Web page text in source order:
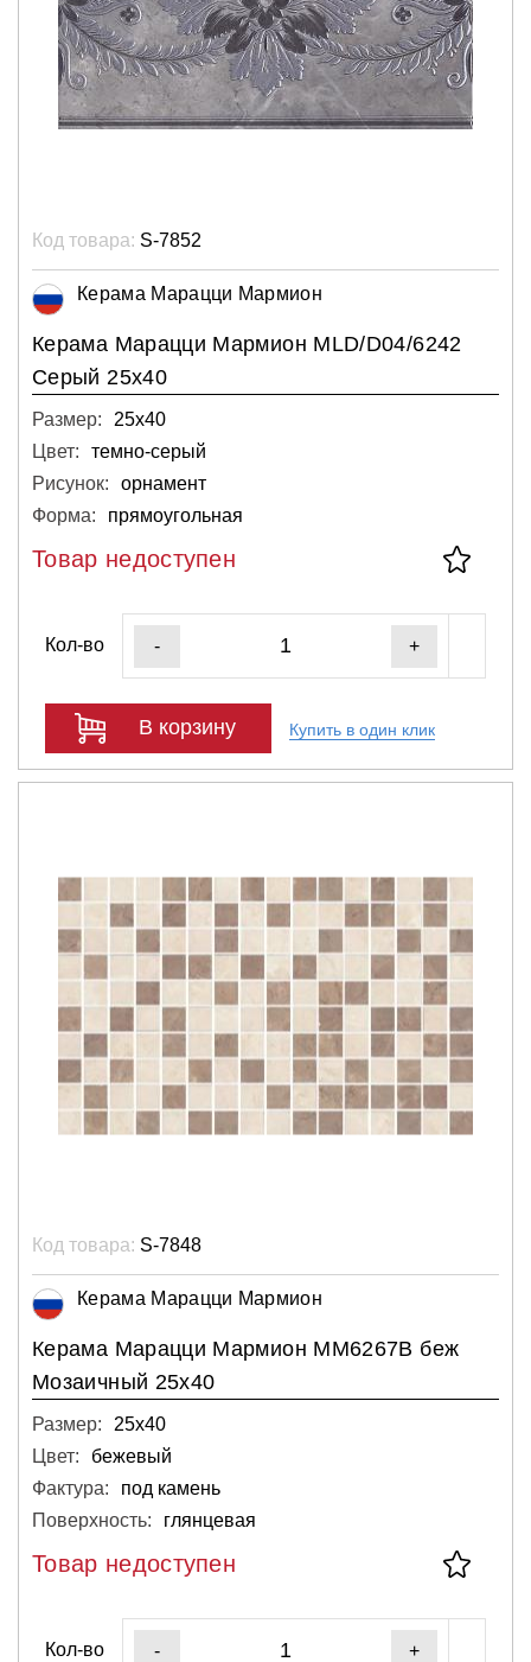
Код товара: S-7852
Керама Марацци Мармион
Керама Марацци Мармион MLD/D04/6242
Серый 25х40
Размер:
25х40
Цвет:
темно-серый
Рисунок:
орнамент
Форма:
прямоугольная
Товар недоступен
Кол-во - +
В корзину Купить в один клик
Код товара: S-7848
Керама Марацци Мармион
Керама Марацци Мармион MM6267B беж
Мозаичный 25х40
Размер:
25х40
Цвет:
бежевый
Фактура:
под камень
Поверхность:
глянцевая
Товар недоступен
Кол-во - +